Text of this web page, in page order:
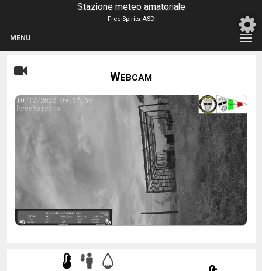
Stazione meteo amatoriale
Free Spirits ASD
MENU
Webcam